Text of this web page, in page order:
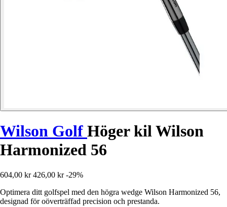
Wilson Golf Höger kil Wilson
Harmonized 56
604,00 kr 426,00 kr -29%
Optimera ditt golfspel med den högra wedge Wilson Harmonized 56,
designad för oöverträffad precision och prestanda.